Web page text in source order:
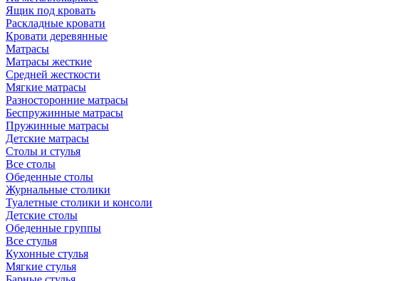
Ящик под кровать
Раскладные кровати
Кровати деревянные
Матрасы
Матрасы жесткие
Средней жесткости
Мягкие матрасы
Разносторонние матрасы
Беспружинные матрасы
Пружинные матрасы
Детские матрасы
Столы и стулья
Все столы
Обеденные столы
Журнальные столики
Туалетные столики и консоли
Детские столы
Обеденные группы
Все стулья
Кухонные стулья
Мягкие стулья